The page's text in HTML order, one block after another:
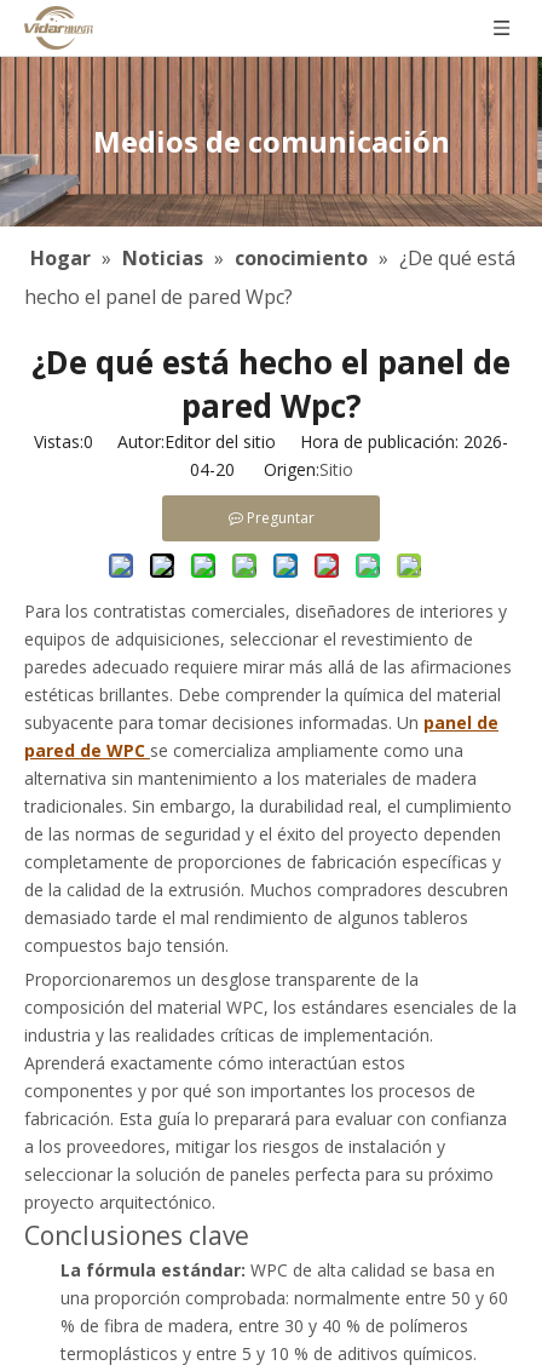
Medios de comunicación
Hogar » Noticias » conocimiento » ¿De qué está
hecho el panel de pared Wpc?
¿De qué está hecho el panel de
pared Wpc?
Vistas:0 Autor:Editor del sitio Hora de publicación: 2026-
04-20 Origen:Sitio
Preguntar
Para los contratistas comerciales, diseñadores de interiores y
equipos de adquisiciones, seleccionar el revestimiento de
paredes adecuado requiere mirar más allá de las afirmaciones
estéticas brillantes. Debe comprender la química del material
subyacente para tomar decisiones informadas. Un panel de
pared de WPC se comercializa ampliamente como una
alternativa sin mantenimiento a los materiales de madera
tradicionales. Sin embargo, la durabilidad real, el cumplimiento
de las normas de seguridad y el éxito del proyecto dependen
completamente de proporciones de fabricación específicas y
de la calidad de la extrusión. Muchos compradores descubren
demasiado tarde el mal rendimiento de algunos tableros
compuestos bajo tensión.
Proporcionaremos un desglose transparente de la
composición del material WPC, los estándares esenciales de la
industria y las realidades críticas de implementación.
Aprenderá exactamente cómo interactúan estos
componentes y por qué son importantes los procesos de
fabricación. Esta guía lo preparará para evaluar con confianza
a los proveedores, mitigar los riesgos de instalación y
seleccionar la solución de paneles perfecta para su próximo
proyecto arquitectónico.
Conclusiones clave
La fórmula estándar: WPC de alta calidad se basa en
una proporción comprobada: normalmente entre 50 y 60
% de fibra de madera, entre 30 y 40 % de polímeros
termoplásticos y entre 5 y 10 % de aditivos químicos.